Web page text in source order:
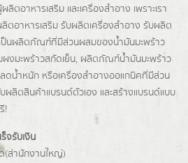
ผลิตอาหารเสริม และเครื่องสำอาง เพราะเรา
ตอาหารเสริม รับผลิตเครื่องสำอาง รับผลิต
เป็นผลิตภัณฑ์ที่มีส่วนผสมของน้ำมันมะพร้าว
มผงมะพร้าวสกัดเย็น, ผลิตภัณฑ์น้ำมันมะพร้าว
ดน้ำหนัก หรือเครื่องสำอางออแกนิคที่มีส่วน
ลิตสินค้าแบรนด์ตัวเอง และสร้างแบรนด์แบบ
!
จรับเงิน
(ส่านักงานใหญ่)